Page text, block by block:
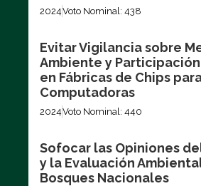
2024Voto Nominal: 438
Evitar Vigilancia sobre
Ambiente y
en Fábricas de Chips
Computadoras
2024Voto Nominal: 440
Sofocar las Opiniones
y la Evaluación
Bosques Nacionales